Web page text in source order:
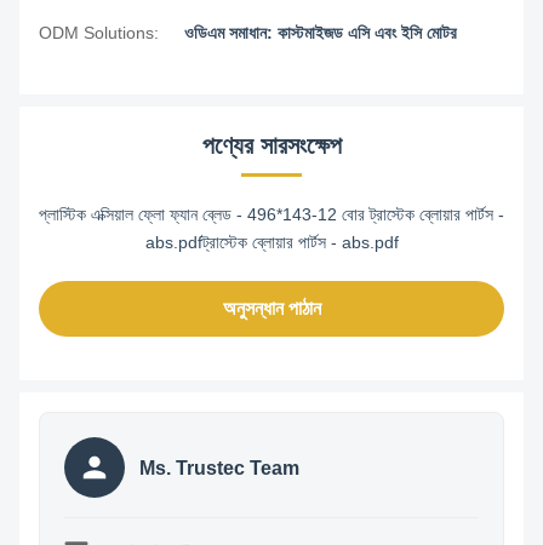
ODM Solutions: ওডিএম সমাধান: কাস্টমাইজড এসি এবং ইসি মোটর
পণ্যের সারসংক্ষেপ
প্লাস্টিক এক্সিয়াল ফ্লো ফ্যান ব্লেড - 496*143-12 বোর ট্রাস্টেক ব্লোয়ার পার্টস -
abs.pdfট্রাস্টেক ব্লোয়ার পার্টস - abs.pdf
অনুসন্ধান পাঠান
Ms. Trustec Team